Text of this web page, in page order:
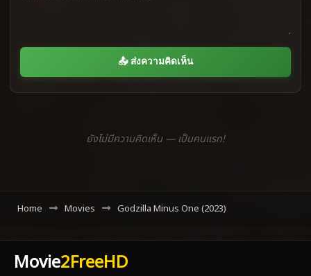
📤 ส่งความคิดเห็น
ยังไม่มีความคิดเห็น — เป็นคนแรก!
Home Movies Godzilla Minus One (2023)
Movie2FreeHD